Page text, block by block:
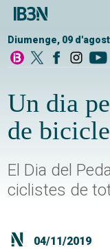
Diumenge, 09
Un dia
de
El Dia del
ciclistes de
04/11/2019